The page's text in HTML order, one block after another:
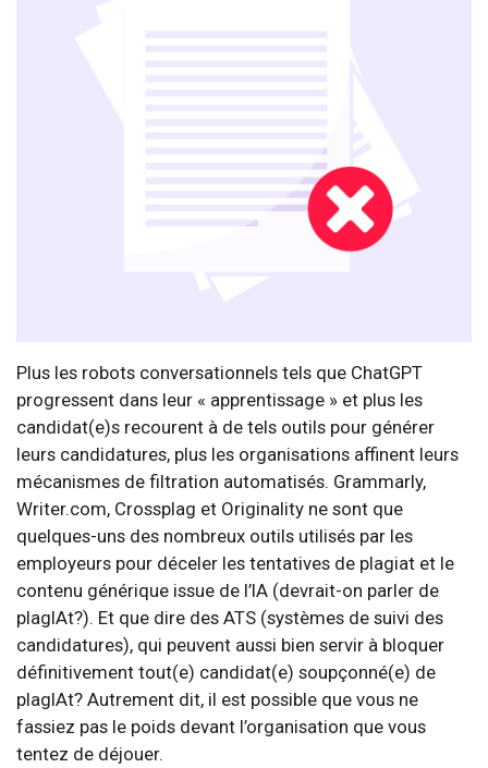
Plus les robots conversationnels tels que ChatGPT
progressent dans leur « apprentissage » et plus les
candidat(e)s recourent à de tels outils pour générer
leurs candidatures, plus les organisations affinent leurs
mécanismes de filtration automatisés. Grammarly,
Writer.com, Crossplag et Originality ne sont que
quelques-uns des nombreux outils utilisés par les
employeurs pour déceler les tentatives de plagiat et le
contenu générique issue de l’IA (devrait-on parler de
plagIAt?). Et que dire des ATS (systèmes de suivi des
candidatures), qui peuvent aussi bien servir à bloquer
définitivement tout(e) candidat(e) soupçonné(e) de
plagIAt? Autrement dit, il est possible que vous ne
fassiez pas le poids devant l’organisation que vous
tentez de déjouer.